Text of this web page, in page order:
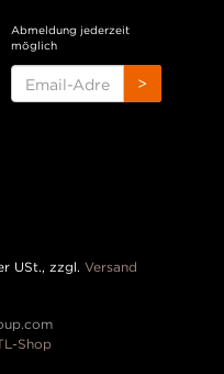
Abmeldung jederzeit
möglich
ADRESSE
>
USt., zzgl. Versand
Shop